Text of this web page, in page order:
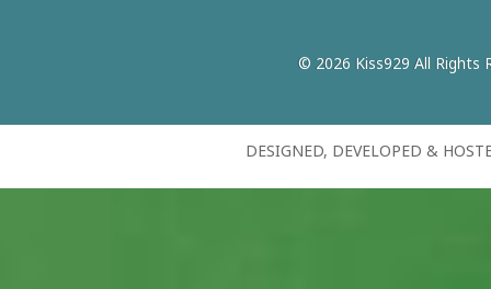
© 2026 Kiss929 All Rights
DESIGNED, DEVELOPED &